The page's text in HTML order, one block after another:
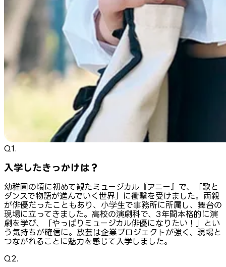
Q1.
入学したきっかけは？
幼稚園の頃に初めて観たミュージカル『アニー』で、「歌と
ダンスで物語が進んでいく世界」に衝撃を受けました。両親
が俳優だったこともあり、小学生で事務所に所属し、舞台の
現場に立ってきました。高校の演劇科で、3年間本格的に演
劇を学び、「やっぱりミュージカル俳優になりたい！」とい
う気持ちが確信に。放芸は企業プロジェクトが強く、現場と
つながれることに魅力を感じて入学しました。
Q2.